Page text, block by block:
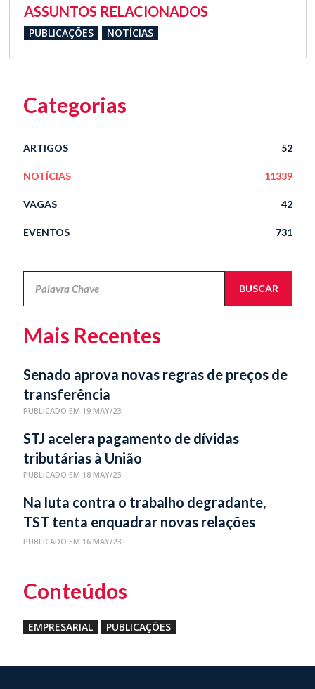
ASSUNTOS RELACIONADOS
PUBLICAÇÕES NOTÍCIAS
Categorias
ARTIGOS 52
NOTÍCIAS 11339
VAGAS 42
EVENTOS 731
Jurídicas
BUSCAR
Mais Recentes
Senado aprova novas regras de preços de
transferência
PUBLICADO EM 19 MAY/23
STJ acelera pagamento de dívidas
tributárias à União
PUBLICADO EM 18 MAY/23
Na luta contra o trabalho degradante,
TST tenta enquadrar novas relações
laborais
PUBLICADO EM 16 MAY/23
Conteúdos
EMPRESARIAL PUBLICAÇÕES